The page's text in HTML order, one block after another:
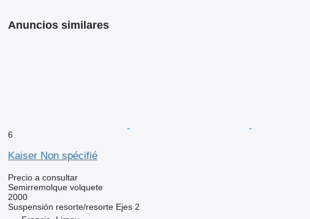
Anuncios similares
6
Kaiser Non spécifié
Precio a consultar
Semirremolque volquete
2000
Suspensión resorte/resorte Ejes 2